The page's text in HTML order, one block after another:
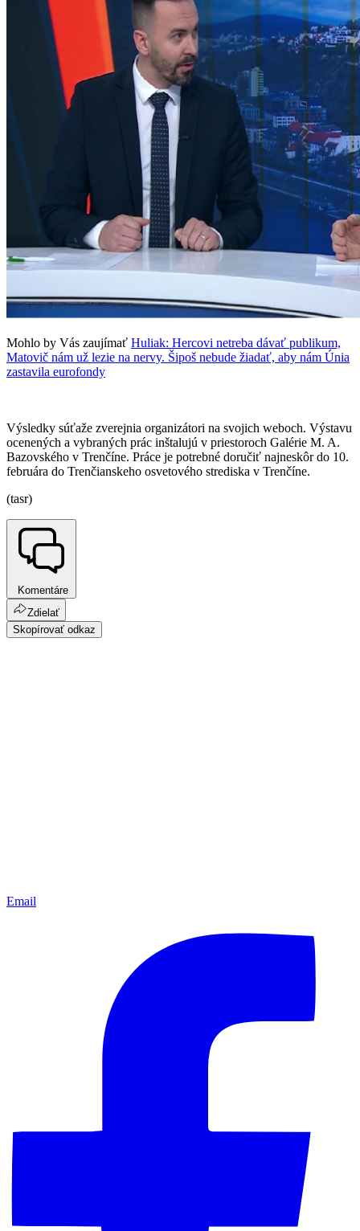
Mohlo by Vás zaujímať Huliak: Hercovi netreba dávať publikum,
Matovič nám už lezie na nervy. Šipoš nebude žiadať, aby nám Únia
zastavila eurofondy
Výsledky súťaže zverejnia organizátori na svojich weboch. Výstavu
ocenených a vybraných prác inštalujú v priestoroch Galérie M. A.
Bazovského v Trenčíne. Práce je potrebné doručiť najneskôr do 10.
februára do Trenčianskeho osvetového strediska v Trenčíne.
(tasr)
Komentáre
Zdielať
Skopírovať odkaz
Email